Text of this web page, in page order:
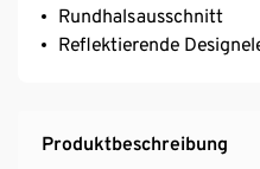
Rundhalsausschnitt
Reflektierende
Produktbeschreibung